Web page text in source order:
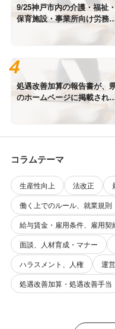
9/25神戸市内の介護・福祉・
保育施設・事業所向け労務
社会保険講座に登壇します。
処遇改善加算の報告書が、
のホームページに掲載され
コラムテーマ
生産性向上 法改正
働く上でのルール、就業規則
給与賃金・雇用条件、雇用契
面談、人材育成・マナー
ハラスメント、人権
運
処遇改善加算・処遇改善手当